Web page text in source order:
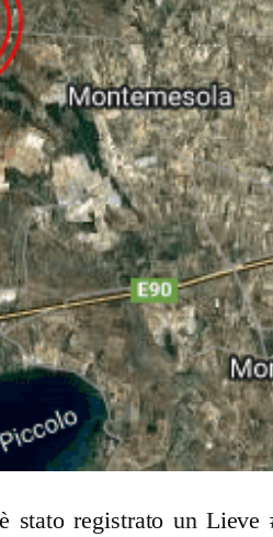
registrato un